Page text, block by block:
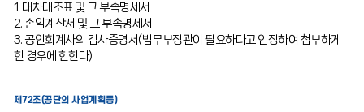
1. 대차대조표 및 그 부속명세서
2. 손익계산서 및 그 부속명세서
3. 공인회계사의 감사증명서(법무부장관이 필요하다고 인정하여 첨부하게
한 경우에 한한다)
제72조(공단의 사업계획등)